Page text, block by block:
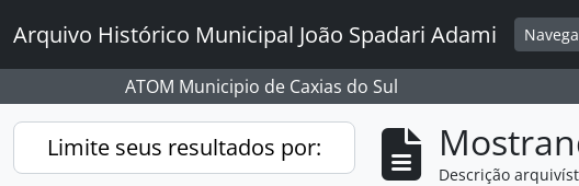
Arquivo Histórico Municipal João Spadari Adami
ATOM Municipio de Caxias do Sul
Limite seus resultados por:
Descrição